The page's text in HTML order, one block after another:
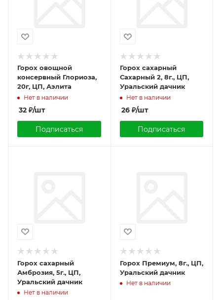
Горох овощной
консервный Глориоза,
20г, ЦП, Аэлита
Нет в наличии
32 ₽/шт
Подписаться
Горох сахарный
Сахарный 2, 8г., ЦП,
Уральский дачник
Нет в наличии
26₽/шт
Подписаться
Горох сахарный
Амброзия, 5г., ЦП,
Уральский дачник
Нет в наличии
Горох Премиум, 8г., ЦП,
Уральский дачник
Нет в наличии